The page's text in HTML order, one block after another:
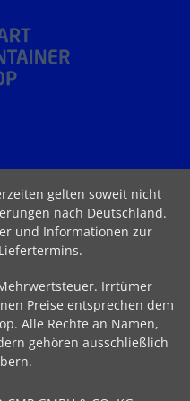
gelten soweit nicht
nach Deutschland.
und Informationen zur
.
Irrtümer
Preise entsprechen dem
Alle Rechte an Namen,
gehören ausschließlich